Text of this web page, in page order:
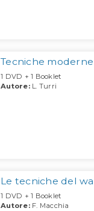
Tecniche moderne
1 DVD + 1 Booklet
Autore:L. Turri
Le tecniche del
1 DVD + 1 Booklet
Autore:F. Macchia